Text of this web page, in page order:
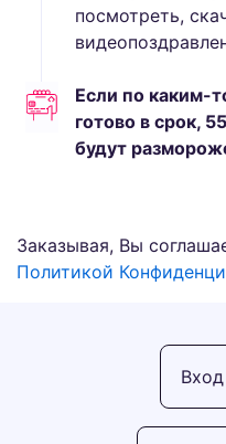
посмотреть,
Если по каким-
готово в срок,
будут
Заказывая, Вы
Политикой